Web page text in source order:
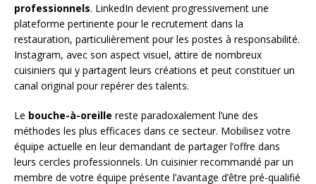
professionnels. LinkedIn devient progressivement une
plateforme pertinente pour le recrutement dans la
restauration, particulièrement pour les postes à responsabilité.
Instagram, avec son aspect visuel, attire de nombreux
cuisiniers qui y partagent leurs créations et peut constituer un
canal original pour repérer des talents.
Le bouche-à-oreille reste paradoxalement l’une des
méthodes les plus efficaces dans ce secteur. Mobilisez votre
équipe actuelle en leur demandant de partager l’offre dans
leurs cercles professionnels. Un cuisinier recommandé par un
membre de votre équipe présente l’avantage d’être pré-qualifié